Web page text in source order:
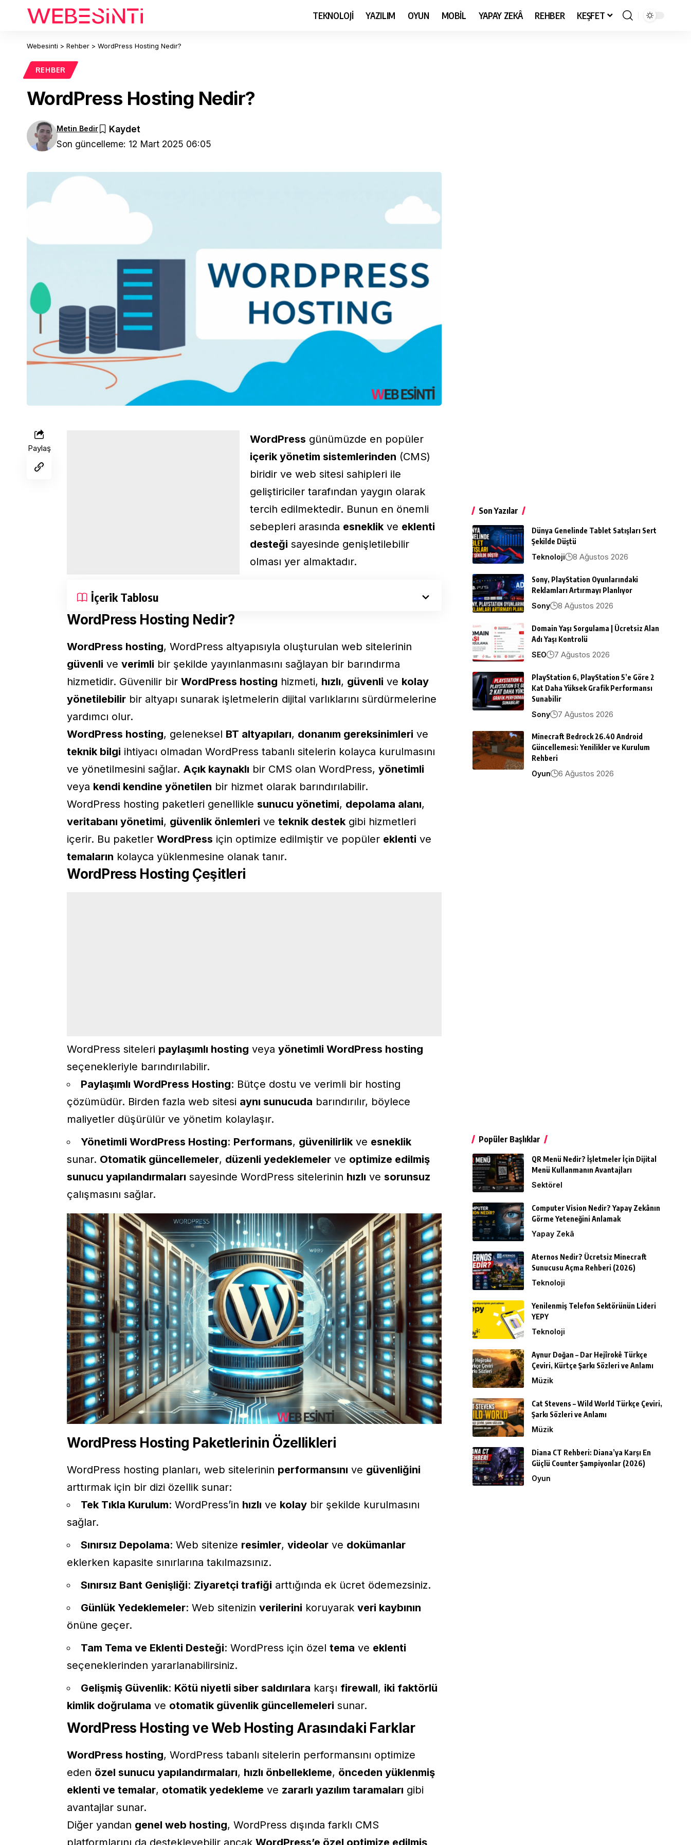
TEKNOLOJİ YAZILIM OYUN MOBİL YAPAY ZEKÂ REHBER KEŞFET
Webesinti > Rehber > WordPress Hosting Nedir?
REHBER
WordPress Hosting Nedir?
Son güncelleme: 12 Mart 2025 06:05
Metin Bedir
Paylaş
WordPress günümüzde en popüler
içerik yönetim sistemlerinden (CMS)
biridir ve web sitesi sahipleri ile
geliştiriciler tarafından yaygın olarak
tercih edilmektedir. Bunun en önemli
sebepleri arasında esneklik ve eklenti
desteği sayesinde genişletilebilir
olması yer almaktadır.
İçerik Tablosu
WordPress Hosting Nedir?
WordPress hosting, WordPress altyapısıyla oluşturulan web sitelerinin
güvenli ve verimli bir şekilde yayınlanmasını sağlayan bir barındırma
hizmetidir. Güvenilir bir WordPress hosting hizmeti, hızlı, güvenli ve kolay
yönetilebilir bir altyapı sunarak işletmelerin dijital varlıklarını sürdürmelerine
yardımcı olur.
WordPress hosting, geleneksel BT altyapıları, donanım gereksinimleri ve
teknik bilgi ihtiyacı olmadan WordPress tabanlı sitelerin kolayca kurulmasını
ve yönetilmesini sağlar. Açık kaynaklı bir CMS olan WordPress, yönetimli
veya kendi kendine yönetilen bir hizmet olarak barındırılabilir.
WordPress hosting paketleri genellikle sunucu yönetimi, depolama alanı,
veritabanı yönetimi, güvenlik önlemleri ve teknik destek gibi hizmetleri
içerir. Bu paketler WordPress için optimize edilmiştir ve popüler eklenti ve
temaların kolayca yüklenmesine olanak tanır.
WordPress Hosting Çeşitleri
WordPress siteleri paylaşımlı hosting veya yönetimli WordPress hosting
seçenekleriyle barındırılabilir.
Paylaşımlı WordPress Hosting: Bütçe dostu ve verimli bir hosting
çözümüdür. Birden fazla web sitesi aynı sunucuda barındırılır, böylece
maliyetler düşürülür ve yönetim kolaylaşır.
Yönetimli WordPress Hosting: Performans, güvenilirlik ve esneklik
sunar. Otomatik güncellemeler, düzenli yedeklemeler ve optimize edilmiş
sunucu yapılandırmaları sayesinde WordPress sitelerinin hızlı ve sorunsuz
çalışmasını sağlar.
WordPress Hosting Paketlerinin Özellikleri
WordPress hosting planları, web sitelerinin performansını ve güvenliğini
arttırmak için bir dizi özellik sunar:
Tek Tıkla Kurulum: WordPress’in hızlı ve kolay bir şekilde kurulmasını
sağlar.
Sınırsız Depolama: Web sitenize resimler, videolar ve dokümanlar
eklerken kapasite sınırlarına takılmazsınız.
Sınırsız Bant Genişliği: Ziyaretçi trafiği arttığında ek ücret ödemezsiniz.
Günlük Yedeklemeler: Web sitenizin verilerini koruyarak veri kaybının
önüne geçer.
Tam Tema ve Eklenti Desteği: WordPress için özel tema ve eklenti
seçeneklerinden yararlanabilirsiniz.
Gelişmiş Güvenlik: Kötü niyetli siber saldırılara karşı firewall, iki faktörlü
kimlik doğrulama ve otomatik güvenlik güncellemeleri sunar.
WordPress Hosting ve Web Hosting Arasındaki Farklar
WordPress hosting, WordPress tabanlı sitelerin performansını optimize
eden özel sunucu yapılandırmaları, hızlı önbellekleme, önceden yüklenmiş
eklenti ve temalar, otomatik yedekleme ve zararlı yazılım taramaları gibi
avantajlar sunar.
Diğer yandan genel web hosting, WordPress dışında farklı CMS
Son Yazılar
Dünya Genelinde Tablet Satışları Sert
Şekilde Düştü
Teknoloji
8 Ağustos 2026
Sony, PlayStation Oyunlarındaki
Reklamları Artırmayı Planlıyor
Sony
8 Ağustos 2026
Domain Yaşı Sorgulama | Ücretsiz Alan
Adı Yaşı Kontrolü
SEO
7 Ağustos 2026
PlayStation 6, PlayStation 5’e Göre 2
Kat Daha Yüksek Grafik Performansı
Sunabilir
Sony
7 Ağustos 2026
Minecraft Bedrock 26.40 Android
Güncellemesi: Yenilikler ve Kurulum
Rehberi
Oyun
6 Ağustos 2026
Popüler Başlıklar
QR Menü Nedir? İşletmeler İçin Dijital
Menü Kullanmanın Avantajları
Sektörel
Computer Vision Nedir? Yapay Zekânın
Görme Yeteneğini Anlamak
Yapay Zekâ
Aternos Nedir? Ücretsiz Minecraft
Sunucusu Açma Rehberi (2026)
Teknoloji
Yenilenmiş Telefon Sektörünün Lideri
YEPY
Teknoloji
Aynur Doğan – Dar Hejîrokê Türkçe
Çeviri, Kürtçe Şarkı Sözleri ve Anlamı
Müzik
Cat Stevens – Wild World Türkçe Çeviri,
Şarkı Sözleri ve Anlamı
Müzik
Diana CT Rehberi: Diana’ya Karşı En
Güçlü Counter Şampiyonlar (2026)
Oyun